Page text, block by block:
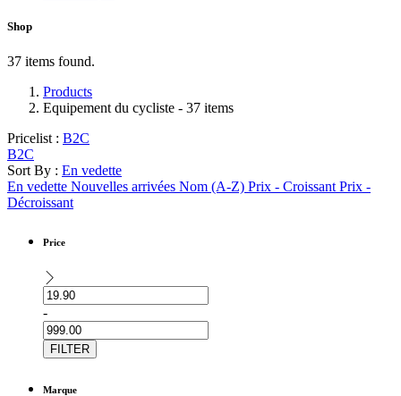
Shop
37 items found.
Products
Equipement du cycliste - 37 items
Pricelist : B2C
B2C
Sort By : En vedette
En vedette Nouvelles arrivées Nom (A-Z) Prix - Croissant Prix -
Décroissant
Price
-
FILTER
Marque